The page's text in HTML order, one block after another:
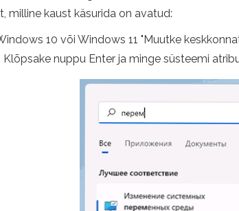
milline kaust käsurida on avatud:
10 või Windows 11 "Muutke
Klõpsake nuppu Enter ja minge süsteemi